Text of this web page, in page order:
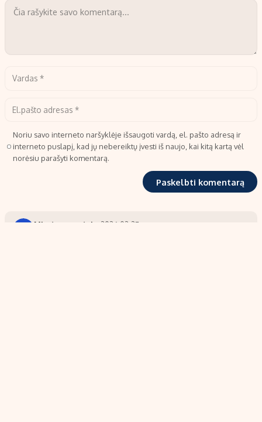
Noriu savo interneto naršyklėje išsaugoti vardą, el. pašto adresą ir
interneto puslapį, kad jų nebereiktų įvesti iš naujo, kai kitą kartą vėl
norėsiu parašyti komentarą.
Miesto gyventojas 2026-02-27